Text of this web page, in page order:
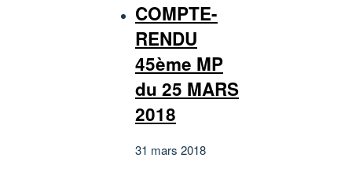
COMPTE-
RENDU
45ème MP
du 25 MARS
2018
31 mars 2018